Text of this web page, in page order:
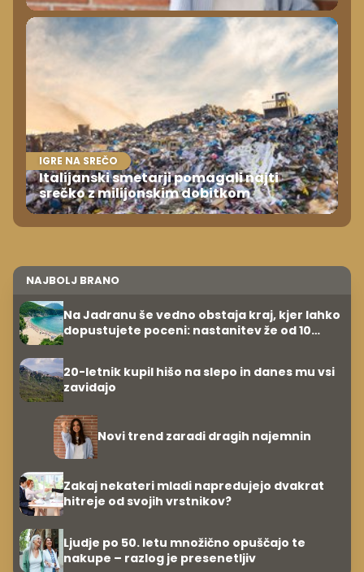
IGRE NA SREČO
Italijanski smetarji pomagali najti
srečko z milijonskim dobitkom
NAJBOLJ BRANO
Na Jadranu še vedno obstaja kraj, kjer lahko
dopustujete poceni: nastanitev že od 10
20-letnik kupil hišo na slepo in danes mu vsi
zavidajo
Novi trend zaradi dragih najemnin
Zakaj nekateri mladi napredujejo dvakrat
hitreje od svojih vrstnikov?
Ljudje po 50. letu množično opuščajo te
nakupe – razlog je presenetljiv